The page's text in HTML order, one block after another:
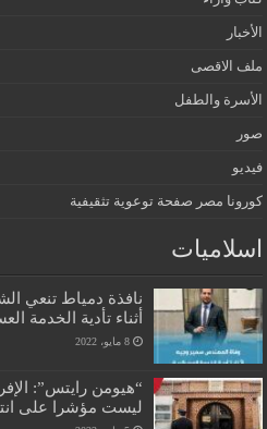
الأخبار
ملف الاقصى
الأسرة والطفل
صور
فيديو
كورونا مصر صفحة توعوية تثقيفية
اسلاميات
نافذة دمياط تنعي
أثناء تأدية الخدمة
8 مايو، 2022
“هيومن رايتس”:
ليست مؤشرا على